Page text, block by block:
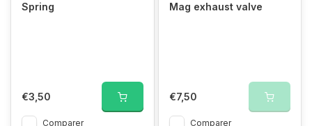
Spring
€3,50
Comparer
Mag exhaust valve
€7,50
Comparer